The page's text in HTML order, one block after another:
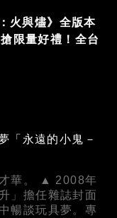
火與燼》全版本
限量好禮！全台
「永遠的小鬼－
華。 ▲ 2008年
」擔任雜誌封面
暢談玩具夢。專